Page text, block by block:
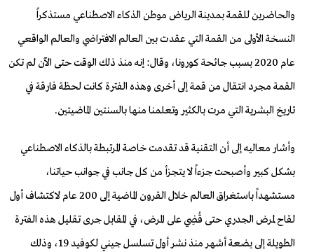
والحاضرين للقمة بمدينة الرياض موطن الذكاء الاصطناعي مستذكراً
النسخة الأولى من القمة التي عقدت بين العالم الافتراضي والعالم الواقعي
عام 2020 بسبب جائحة كورونا، وقال: إنه منذ ذلك الوقت حتى الآن لم تكن
القمة مجرد انتقال من قمة إلى أخرى وهذه الفترة كانت لحظة فارقة في
تاريخ البشرية التي مرت بالكثير وتعلمنا منها بالسنتين الماضيتين.
وأشار معاليه إلى أن التقنية قد تقدمت خاصة المرتبطة بالذكاء الاصطناعي
بشكل كبير وأصبحت جزءاً لا يتجزأ من كل جانب في جوانب حياتنا،
مستشهداً باستغراق العالم خلال القرون الماضية إلى 200 عام لاكتشاف أول
لقاح لمرض الجدري حتى قُضِي على المرض، في المقابل جرى تقليل هذه الفترة
الطويلة إلى بضعة أشهر منذ نشر أول تسلسل جيني لكوفيد 19، وذلك